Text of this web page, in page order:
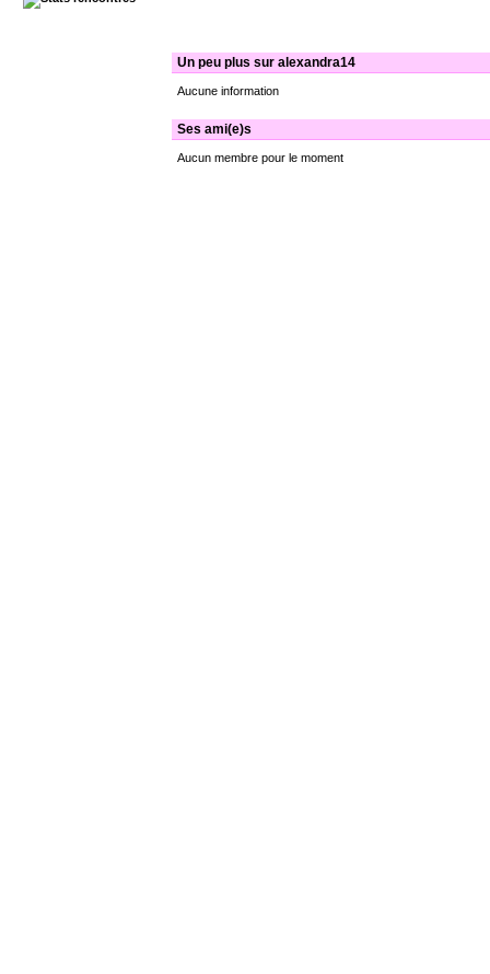
Un peu plus sur alexandra14
Aucune information
Ses ami(e)s
Aucun membre pour le moment